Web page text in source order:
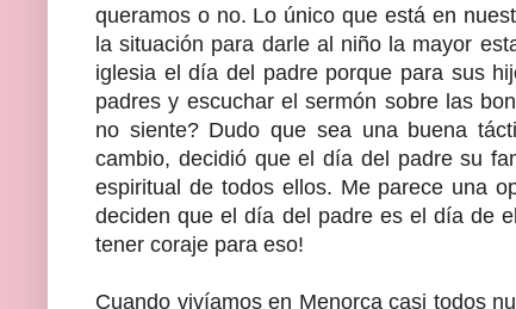
queramos o no. Lo único que está en
la situación para darle al niño la mayor
iglesia el día del padre porque para sus
padres y escuchar el sermón sobre las
no siente? Dudo que sea una buena
cambio, decidió que el día del padre su
espiritual de todos ellos. Me parece una
deciden que el día del padre es el día de
tener coraje para eso!
Cuando vivíamos en Menorca casi todos